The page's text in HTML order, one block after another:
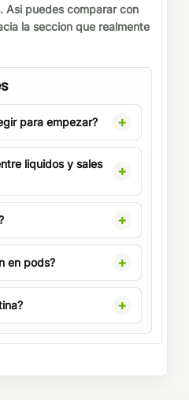
Asi puedes comparar con
la seccion que realmente
para empezar?
liquidos y sales
en pods?